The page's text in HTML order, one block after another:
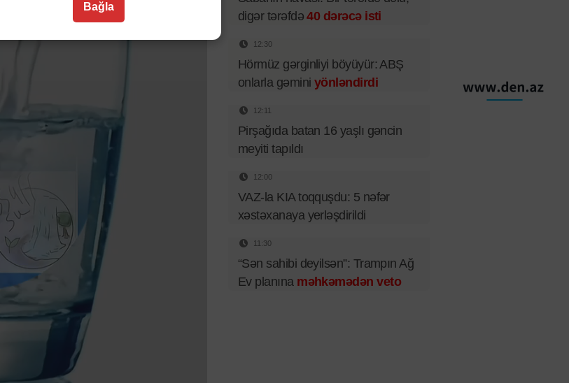
digər tərəfdə40 dərəcə isti
12:30
Hörmüz gərginliyi böyüyür: ABŞ
onlarla gəmini yönləndirdi
12:11
Pirşağıda batan 16 yaşlı gəncin
meyiti tapıldı
12:00
VAZ-la KIA toqquşdu: 5 nəfər
xəstəxanaya yerləşdirildi
11:30
“Sən sahibi deyilsən”: Trampın Ağ
Ev planına məhkəmədən veto
Bağla